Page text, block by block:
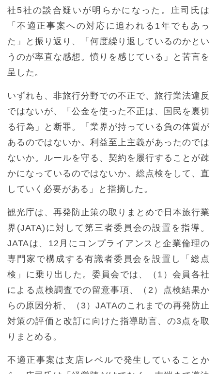
社5社の談合疑いが明らかになった。庄司氏は
「不適正事案への対応に追われる1年でもあっ
た」と振り返り、「何度繰り返しているのかとい
うのが率直な感想。憤りを感じている」と苦言を
呈した。
いずれも、非旅行分野での不正で、旅行業法違反
ではないが、「公金を使った不正は、国民を裏切
る行為」と断罪。「業界が持っている負の体質が
あるのではないか。利益至上主義があったのでは
ないか。ルールを守る、契約を履行することが疎
かになっているのではないか。総点検をして、直
していく必要がある」と指摘した。
観光庁は、再発防止策の取りまとめで日本旅行業
界(JATA)に対して第三者委員会の設置を指導。
JATAは、12月にコンプライアンスと企業倫理の
専門家で構成する有識者委員会を設置し「総点
検」に乗り出した。委員会では、（1）会員各社
による点検調査での留意事項、（2）点検結果か
らの原因分析、（3）JATAのこれまでの再発防止
対策の評価と改訂に向けた指導助言、の3点を取
りまとめる。
不適正事案は支店レベルで発生していることか